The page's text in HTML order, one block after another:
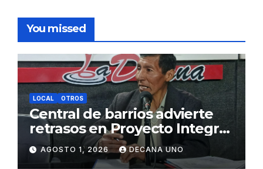
You missed
LOCAL OTROS
Central de barrios advierte
retrasos en Proyecto Integral
de Agua y Alcantarillado para
Juliaca
AGOSTO 1, 2026 DECANA UNO